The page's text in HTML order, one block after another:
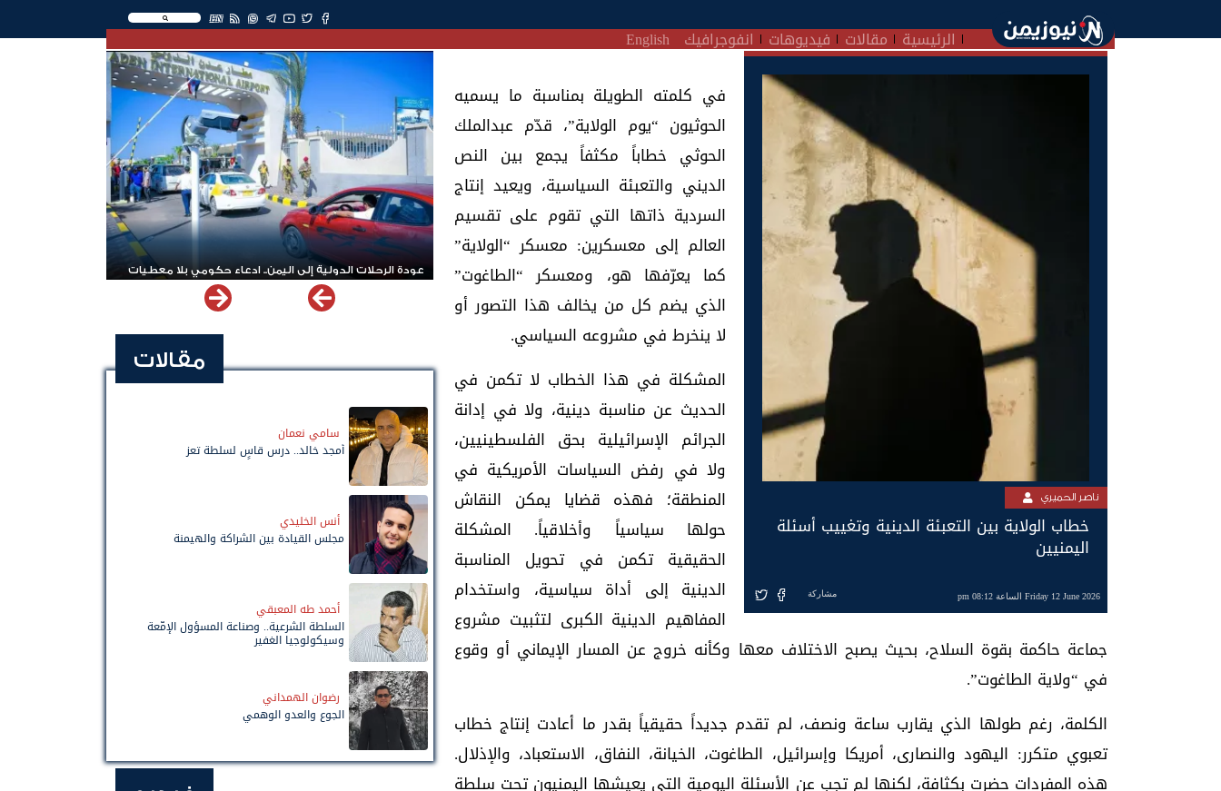
EN
الرئيسية مقالات فيديوهات انفوجرافيك English
ناصر الحميري
خطاب الولاية بين التعبئة الدينية وتغييب أسئلة
اليمنيين
Friday 12 June 2026 الساعة 08:12 pm مشاركة
في كلمته الطويلة بمناسبة ما يسميه
الحوثيون “يوم الولاية”، قدّم عبدالملك
الحوثي خطاباً مكثفاً يجمع بين النص
الديني والتعبئة السياسية، ويعيد إنتاج
السردية ذاتها التي تقوم على تقسيم
العالم إلى معسكرين: معسكر “الولاية”
كما يعرّفها هو، ومعسكر “الطاغوت”
الذي يضم كل من يخالف هذا التصور أو
لا ينخرط في مشروعه السياسي.
المشكلة في هذا الخطاب لا تكمن في
الحديث عن مناسبة دينية، ولا في إدانة
الجرائم الإسرائيلية بحق الفلسطينيين،
ولا في رفض السياسات الأمريكية في
المنطقة؛ فهذه قضايا يمكن النقاش
حولها سياسياً وأخلاقياً. المشكلة
الحقيقية تكمن في تحويل المناسبة
الدينية إلى أداة سياسية، واستخدام
المفاهيم الدينية الكبرى لتثبيت مشروع
جماعة حاكمة بقوة السلاح، بحيث يصبح الاختلاف معها وكأنه خروج عن المسار الإيماني أو وقوع
في “ولاية الطاغوت”.
الكلمة، رغم طولها الذي يقارب ساعة ونصف، لم تقدم جديداً حقيقياً بقدر ما أعادت إنتاج خطاب
تعبوي متكرر: اليهود والنصارى، أمريكا وإسرائيل، الطاغوت، الخيانة، النفاق، الاستعباد، والإذلال.
هذه المفردات حضرت بكثافة، لكنها لم تجب عن الأسئلة اليومية التي يعيشها اليمنيون تحت سلطة
عودة الرحلات الدولية إلى اليمن.. ادعاء حكومي بلا معطيات
مقالات
سامي نعمان
أمجد خالد.. درس قاسٍ لسلطة تعز
أنس الخليدي
مجلس القيادة بين الشراكة والهيمنة
أحمد طه المعبقي
السلطة الشرعية.. وصناعة المسؤول الإمّعة
وسيكولوجيا الغفير
رضوان الهمداني
الجوع والعدو الوهمي